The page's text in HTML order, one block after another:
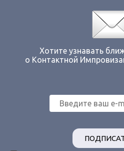
Хотите узнавать
о Контактной